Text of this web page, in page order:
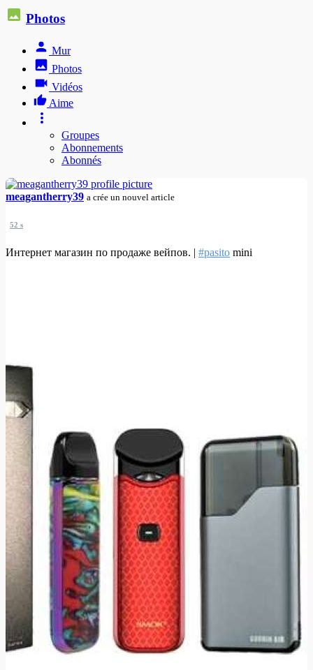
Photos
Mur
Photos
Vidéos
Aime
Groupes
Abonnements
Abonnés
meagantherry39 a crée un nouvel article
52 s
Интернет магазин по продаже вейпов. | #pasito mini